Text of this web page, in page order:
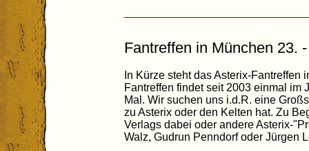
Fantreffen in München 23.
In Kürze steht das Asterix-Fantreffen
Fantreffen findet seit 2003 einmal im
Mal. Wir suchen uns i.d.R. eine
zu Asterix oder den Kelten hat. Zu
Verlags dabei oder andere Asterix-
Walz, Gudrun Penndorf oder Jürgen